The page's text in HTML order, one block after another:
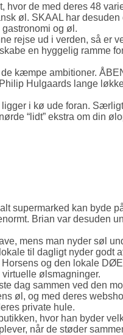
de med deres 48
øl. SKAAL har
og øl.
rejse ud i verden, så er
en hyggelig ramme
kæmpe ambitioner.
Hulgaards lange
i kø ude foran.
“lidt” ekstra om din
supermarked kan byde
Brian var desuden
mens man nyder søl
til dagligt nyder godt
og den lokale
ølsmagninger.
dag sammen ved den
øl, og med deres
private hule.
hvor han byder
når de støder